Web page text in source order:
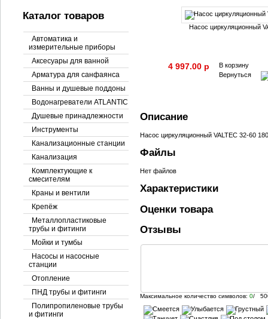
Каталог товаров
Автоматика и
измерительные приборы
Аксесуары для ванной
Арматура для санфаянса
Ванны и душевые поддоны
Водонагреватели ATLANTIC
Душевые принадлежности
Инструменты
Канализационные станции
Канализация
Комплектующие к
смесителям
Краны и вентили
Крепёж
Металлопластиковые
трубы и фитинги
Мойки и тумбы
Насосы и насосные
станции
Отопление
ПНД трубы и фитинги
Полипропиленовые трубы
и фитинги
Насос циркуляционный
4 997.00 p
В корзину
Вернуться
Описание
Насос циркуляционный VALTEC 32-60
Файлы
Нет файлов
Характеристики
Оценки товара
Отзывы
Максимальное количество символов:0/